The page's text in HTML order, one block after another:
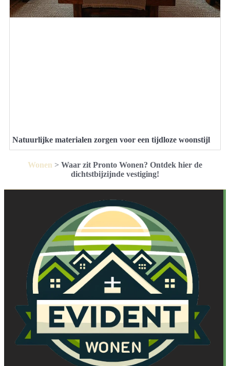
Natuurlijke materialen zorgen voor een tijdloze woonstijl
Wonen > Waar zit Pronto Wonen? Ontdek hier de
dichtstbijzijnde vestiging!